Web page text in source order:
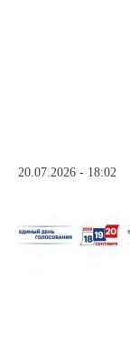
20.07.2026 - 18:02